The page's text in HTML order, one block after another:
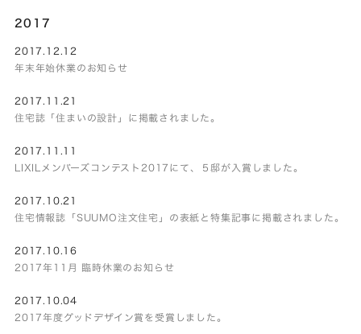
2017
2017.12.12
年末年始休業のお知らせ
2017.11.21
住宅誌「住まいの設計」に掲載されました。
2017.11.11
LIXILメンバーズコンテスト2017にて、５邸が入賞しました。
2017.10.21
住宅情報誌「SUUMO注文住宅」の表紙と特集記事に掲載されました。
2017.10.16
2017年11月 臨時休業のお知らせ
2017.10.04
2017年度グッドデザイン賞を受賞しました。